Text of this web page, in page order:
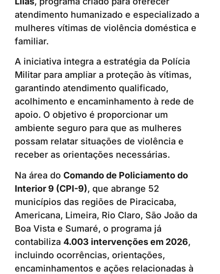
atendimento humanizado e especializado a
mulheres vítimas de violência doméstica e
familiar.
A iniciativa integra a estratégia da Polícia
Militar para ampliar a proteção às vítimas,
garantindo atendimento qualificado,
acolhimento e encaminhamento à rede de
apoio. O objetivo é proporcionar um
ambiente seguro para que as mulheres
possam relatar situações de violência e
receber as orientações necessárias.
Na área do Comando de Policiamento do
Interior 9 (CPI-9), que abrange 52
municípios das regiões de Piracicaba,
Americana, Limeira, Rio Claro, São João da
Boa Vista e Sumaré, o programa já
contabiliza 4.003 intervenções em 2026,
incluindo ocorrências, orientações,
encaminhamentos e ações relacionadas à